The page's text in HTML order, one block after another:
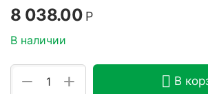
8 038.00 Р
В наличии
+
− В